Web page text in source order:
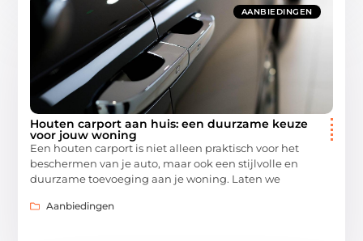
AANBIEDINGEN
Houten carport aan huis: een duurzame keuze
voor jouw woning
Een houten carport is niet alleen praktisch voor het
beschermen van je auto, maar ook een stijlvolle en
duurzame toevoeging aan je woning. Laten we
Aanbiedingen